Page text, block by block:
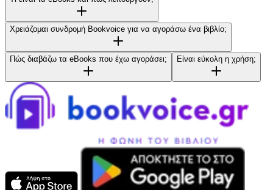
Χρειάζομαι συνδρομή Bookvoice για να αγοράσω ένα βιβλίο;
Πώς διαβάζω τα eBooks που έχω αγοράσει; Είναι εύκολη η χρήση;